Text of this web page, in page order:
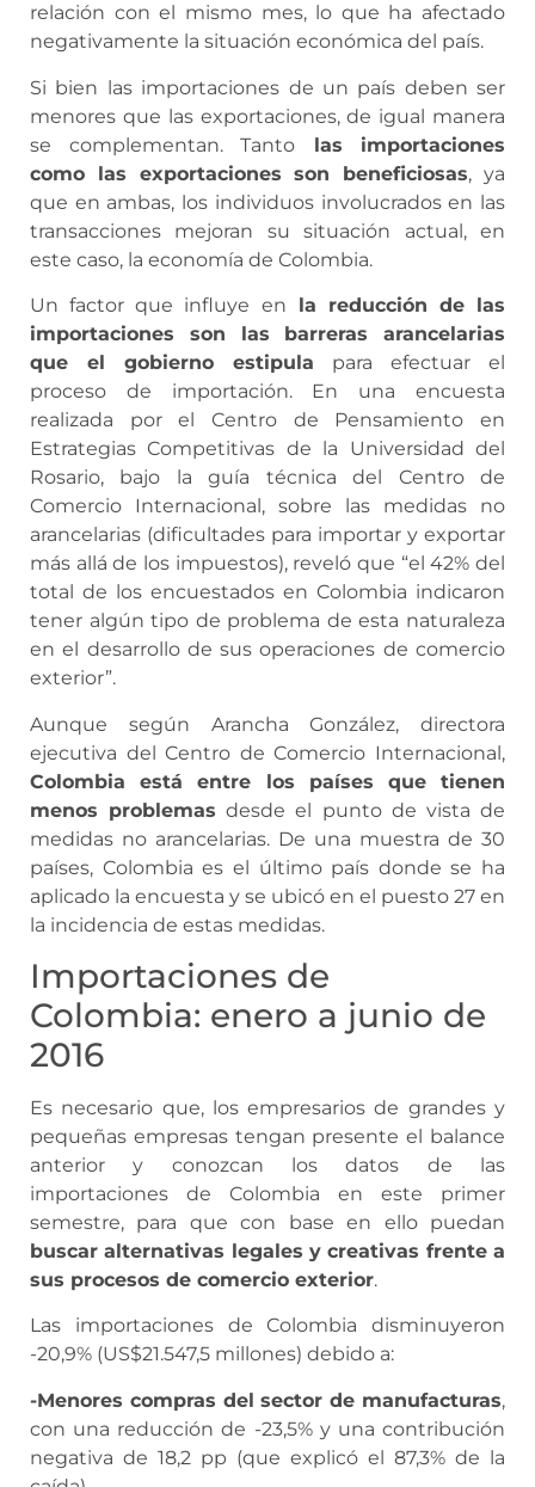
relación con el mismo mes, lo que ha afectado
negativamente la situación económica del país.
Si bien las importaciones de un país deben ser
menores que las exportaciones, de igual manera
se complementan. Tanto las importaciones
como las exportaciones son beneficiosas, ya
que en ambas, los individuos involucrados en las
transacciones mejoran su situación actual, en
este caso, la economía de Colombia.
Un factor que influye en la reducción de las
importaciones son las barreras arancelarias
que el gobierno estipula para efectuar el
proceso de importación. En una encuesta
realizada por el Centro de Pensamiento en
Estrategias Competitivas de la Universidad del
Rosario, bajo la guía técnica del Centro de
Comercio Internacional, sobre las medidas no
arancelarias (dificultades para importar y exportar
más allá de los impuestos), reveló que “el 42% del
total de los encuestados en Colombia indicaron
tener algún tipo de problema de esta naturaleza
en el desarrollo de sus operaciones de comercio
exterior”.
Aunque según Arancha González, directora
ejecutiva del Centro de Comercio Internacional,
Colombia está entre los países que tienen
menos problemas desde el punto de vista de
medidas no arancelarias. De una muestra de 30
países, Colombia es el último país donde se ha
aplicado la encuesta y se ubicó en el puesto 27 en
la incidencia de estas medidas.
Importaciones de
Colombia: enero a junio de
2016
Es necesario que, los empresarios de grandes y
pequeñas empresas tengan presente el balance
anterior y conozcan los datos de las
importaciones de Colombia en este primer
semestre, para que con base en ello puedan
buscar alternativas legales y creativas frente a
sus procesos de comercio exterior.
Las importaciones de Colombia disminuyeron
-20,9% (US$21.547,5 millones) debido a:
-Menores compras del sector de manufacturas,
con una reducción de -23,5% y una contribución
negativa de 18,2 pp (que explicó el 87,3% de la